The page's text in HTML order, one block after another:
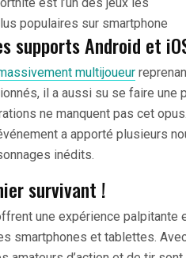
populaires sur smartphone
supports Android et
multijoueur
il a aussi su se faire
ne manquent pas cet
a apporté plusieurs
inédits.
survivant !
une expérience palpitante
smartphones et tablettes.